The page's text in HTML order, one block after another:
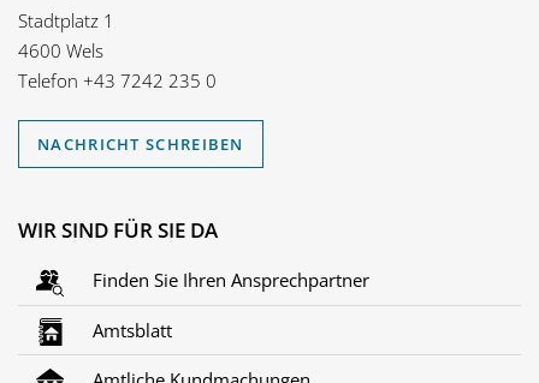
Stadtplatz 1
4600 Wels
Telefon +43 7242 235 0
NACHRICHT SCHREIBEN
WIR SIND FÜR SIE DA
Finden Sie Ihren Ansprechpartner
Amtsblatt